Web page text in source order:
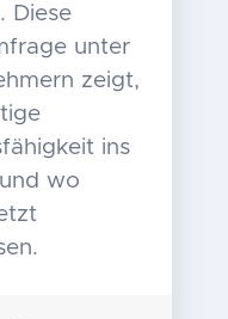
Diese
unter
zeigt,
ins
wo